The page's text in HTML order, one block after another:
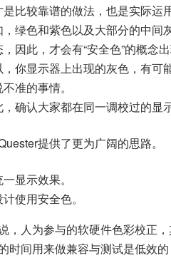
是比较靠谱的做法，也是实际运
，绿色和紫色以及大部分的中间
因此，才会有“安全色”的概念出
，你显示器上出现的灰色，有可
准的事情。
，确认大家都在同一调校过的显
提供了更为广阔的思路。
显示效果。
使用安全色。
，人为参与的软硬件色彩校正，
时间用来做兼容与测试是低效